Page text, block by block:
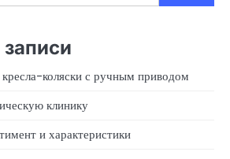
коляски с ручным приводом
клинику
и характеристики